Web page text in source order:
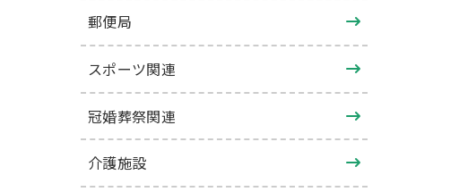
郵便局
スポーツ関連
冠婚葬祭関連
介護施設